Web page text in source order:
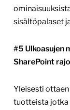
sisältöpalaset
#5 Ulkoasujen
SharePoint
Yleisesti
tuotteista jotka